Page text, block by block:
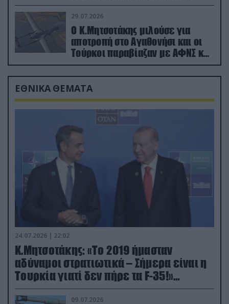
29.07.2026
Ο Κ.Μητσοτάκης μιλούσε για
αποτροπή στο Αγαθονήσι και οι
Τούρκοι παραβίαζαν με ΑΦΝΣ και
drone
ΕΘΝΙΚΑ ΘΕΜΑΤΑ
24.07.2026 | 22:02
Κ.Μητσοτάκης: «Το 2019 ήμασταν
αδύναμοι στρατιωτικά – Σήμερα είναι η
Τουρκία γιατί δεν πήρε τα F-35!»
(βίντεο)
09.07.2026